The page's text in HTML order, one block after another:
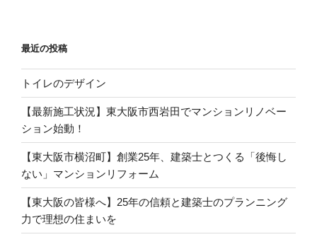
ン
最近の投稿
トイレのデザイン
【最新施工状況】東大阪市西岩田でマンションリノベー
ション始動！
【東大阪市横沼町】創業25年、建築士とつくる「後悔し
ない」マンションリフォーム
【東大阪の皆様へ】25年の信頼と建築士のプランニング
力で理想の住まいを